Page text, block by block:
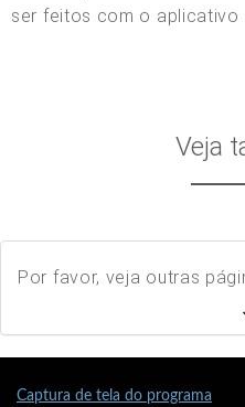
ser feitos com o aplicativo
Veja
Por favor, veja outras
Captura de tela do programa